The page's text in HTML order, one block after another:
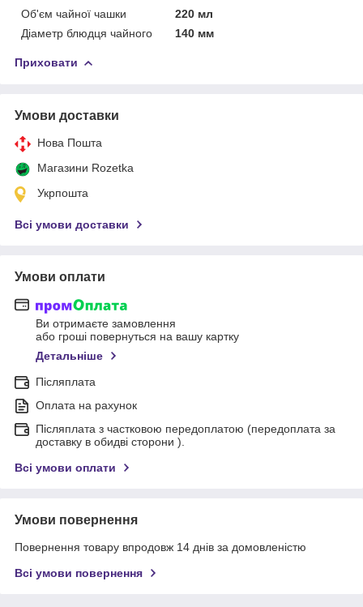
Об'єм чайної чашки
220 мл
Діаметр блюдця чайного
140 мм
Приховати
Умови доставки
Нова Пошта
Магазини Rozetka
Укрпошта
Всі умови доставки
Умови оплати
Ви отримаєте замовлення
або гроші повернуться на вашу картку
Детальніше
Післяплата
Оплата на рахунок
Післяплата з частковою передоплатою (передоплата за
доставку в обидві сторони ).
Всі умови оплати
Умови повернення
Повернення товару впродовж 14 днів за домовленістю
Всі умови повернення